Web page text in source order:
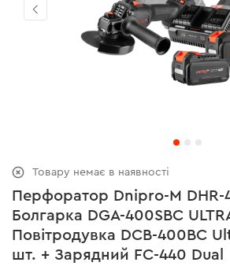
Перфоратор Dnipro-M DHR-
Болгарка DGA-400SBC
Повітродувка DCB-400BC
шт. + Зарядний FC-440 Dual
Товару немає в наявності